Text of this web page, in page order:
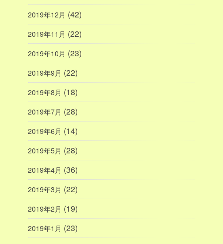
2019年12月 (42)
2019年11月 (22)
2019年10月 (23)
2019年9月 (22)
2019年8月 (18)
2019年7月 (28)
2019年6月 (14)
2019年5月 (28)
2019年4月 (36)
2019年3月 (22)
2019年2月 (19)
2019年1月 (23)